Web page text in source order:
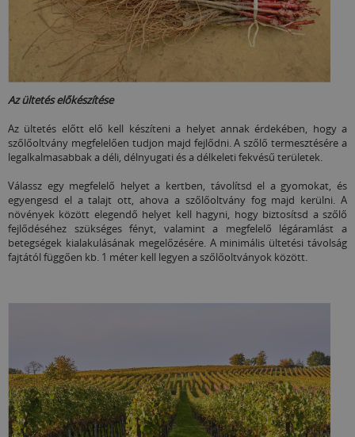
Az ültetés előkészítése
Az ültetés előtt elő kell készíteni a helyet annak érdekében, hogy a
szőlőoltvány megfelelően tudjon majd fejlődni. A szőlő termesztésére a
legalkalmasabbak a déli, délnyugati és a délkeleti fekvésű területek.
Válassz egy megfelelő helyet a kertben, távolítsd el a gyomokat, és
egyengesd el a talajt ott, ahova a szőlőoltvány fog majd kerülni. A
növények között elegendő helyet kell hagyni, hogy biztosítsd a szőlő
fejlődéséhez szükséges fényt, valamint a megfelelő légáramlást a
betegségek kialakulásának megelőzésére. A minimális ültetési távolság
fajtától függően kb. 1 méter kell legyen a szőlőoltványok között.